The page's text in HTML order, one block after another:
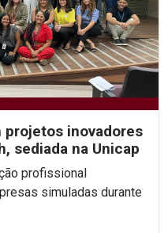
projetos inovadores
sediada na Unicap
profissional
simuladas durante